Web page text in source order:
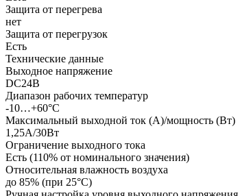
Защита от перегрева
нет
Защита от перегрузок
Есть
Технические данные
Выходное напряжение
DC24В
Диапазон рабочих температур
-10…+60°С
Максимальный выходной ток (А)/мощность (Вт)
1,25А/30Вт
Ограничение выходного тока
Есть (110% от номинального значения)
Относительная влажность воздуха
до 85% (при 25°С)